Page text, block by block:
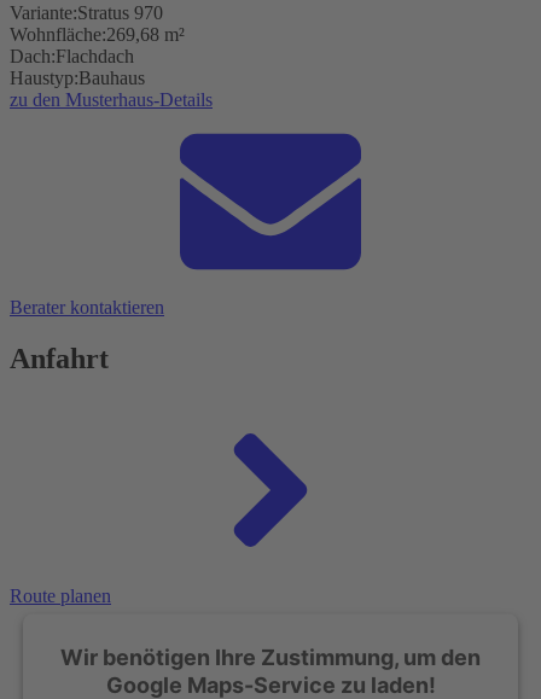
Variante:Stratus 970
Wohnfläche:269,68 m²
Dach:Flachdach
Haustyp:Bauhaus
zu den Musterhaus-Details
Berater kontaktieren
Anfahrt
Route planen
Wir benötigen Ihre Zustimmung, um den
Google Maps-Service zu laden!